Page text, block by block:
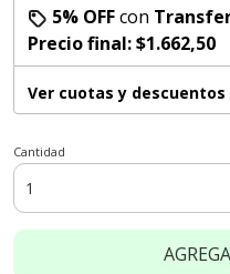
5% OFFcon
Precio final:$1.662,50
Ver cuotas y descuentos
Cantidad